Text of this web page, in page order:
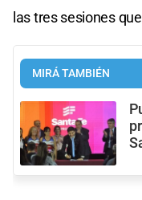
las tres sesiones
MIRÁ TAMBIÉN